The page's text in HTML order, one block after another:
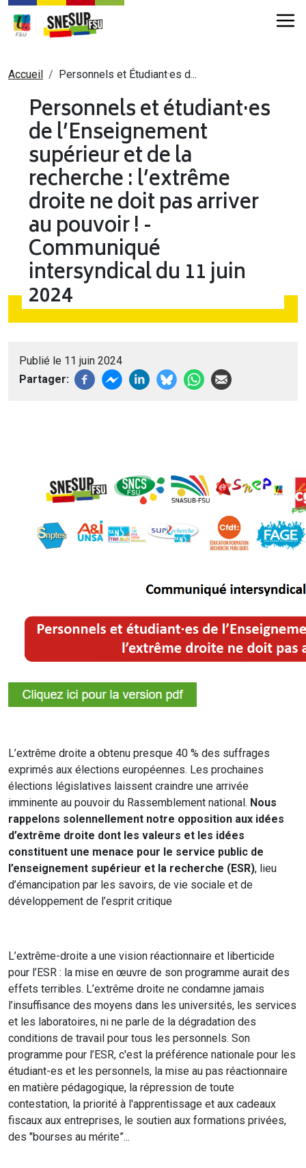
Aller au contenu principal
Fil d'Ariane
Accueil Personnels et Étudiant·es d...
Personnels et étudiant·es
de l’Enseignement
supérieur et de la
recherche : l’extrême
droite ne doit pas arriver
au pouvoir ! -
Communiqué
intersyndical du 11 juin
2024
Publié le 11 juin 2024
Partager
L’extrême droite a obtenu presque 40 % des suffrages
exprimés aux élections européennes. Les prochaines
élections législatives laissent craindre une arrivée
imminente au pouvoir du Rassemblement national. Nous
rappelons solennellement notre opposition aux idées
d’extrême droite dont les valeurs et les idées
constituent une menace pour le service public de
l’enseignement supérieur et la recherche (ESR), lieu
d’émancipation par les savoirs, de vie sociale et de
développement de l’esprit critique
L’extrême-droite a une vision réactionnaire et liberticide
pour l’ESR : la mise en œuvre de son programme aurait des
effets terribles. L’extrême droite ne condamne jamais
l’insuffisance des moyens dans les universités, les services
et les laboratoires, ni ne parle de la dégradation des
conditions de travail pour tous les personnels. Son
programme pour l’ESR, c'est la préférence nationale pour les
étudiant-es et les personnels, la mise au pas réactionnaire
en matière pédagogique, la répression de toute
contestation, la priorité à l'apprentissage et aux cadeaux
fiscaux aux entreprises, le soutien aux formations privées,
des "bourses au mérite”...